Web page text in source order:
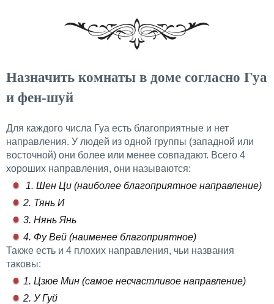
Назначить комнаты в доме согласно Гуа
и фен-шуй
Для каждого числа Гуа есть благоприятные и нет
направления. У людей из одной группы (западной или
восточной) они более или менее совпадают. Всего 4
хороших направления, они называются:
1. Шен Ци (наиболее благоприятное направление)
2. Тянь И
3. Нянь Янь
4. Фу Вей (наименее благоприятное)
Также есть и 4 плохих направления, чьи названия
таковы:
1. Цзюе Мин (самое несчастливое направление)
2. У Гуй